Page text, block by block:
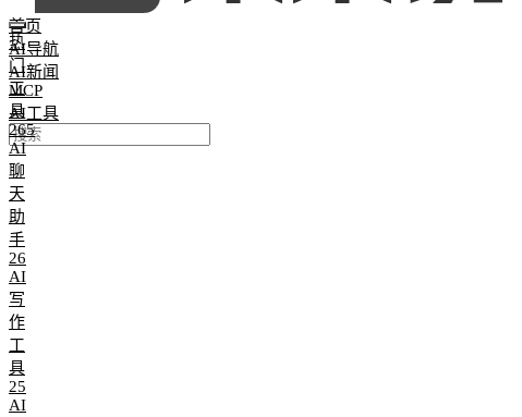
首页
AI导航
AI新闻
MCP
AI工具
热
门
工
具
265
AI
聊
天
助
手
26
AI
写
作
工
具
25
AI